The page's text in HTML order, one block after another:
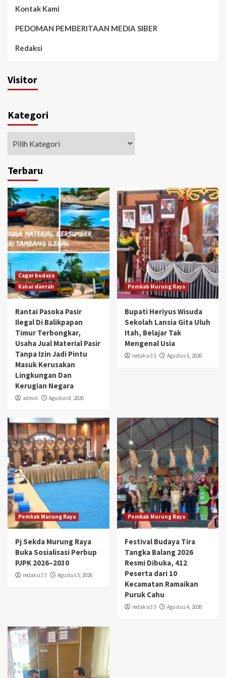
Kontak Kami
PEDOMAN PEMBERITAAN MEDIA SIBER
Redaksi
Visitor
Kategori
Terbaru
Cagar budaya
Kabar daerah
Rantai Pasoka Pasir
Ilegal Di Balikpapan
Timur Terbongkar,
Usaha Jual Material Pasir
Tanpa Izin Jadi Pintu
Masuk Kerusakan
Lingkungan Dan
Kerugian Negara
admin Agustus 8, 2026
Pemkab Murung Raya
Bupati Heriyus Wisuda
Sekolah Lansia Gita Uluh
Itah, Belajar Tak
Mengenal Usia
redaksi3 3 Agustus 5, 2026
Pemkab Murung Raya
Pj Sekda Murung Raya
Buka Sosialisasi Perbup
PJPK 2026–2030
redaksi3 3 Agustus 5, 2026
Pemkab Murung Raya
Festival Budaya Tira
Tangka Balang 2026
Resmi Dibuka, 412
Peserta dari 10
Kecamatan Ramaikan
Puruk Cahu
redaksi3 3 Agustus 4, 2026